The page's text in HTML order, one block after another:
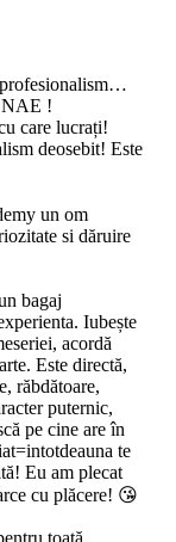
profesionalism…
NAE !
care lucrați!
deosebit! Este
un om
si dăruire
bagaj
Iubește
acordă
Este directă,
răbdătoare,
puternic,
pe cine are în
te
Eu am plecat
cu plăcere! 😘